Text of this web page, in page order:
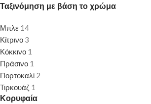
Ταξινόμηση με βάση το χρώμα
Μπλε 14
Κίτρινο 3
Κόκκινο 1
Πράσινο 1
Πορτοκαλί 2
Τιρκουάζ 1
Κορυφαία